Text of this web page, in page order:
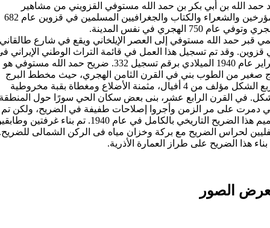
حمد الله بن أبي بكر بن حمد الله مستوفي القزويني من مشاهير
المؤرخين والشعراء والكتاب والجغرافيين المسلمين في قزوين عام 682
وتوفي عام 750 الهجري في نفس المدینة.
قبر حمد الله مستوفي إلى العصر الإیلخاني ويقع في شارع طالقاني
قزوين. وقد تم تسجيل هذا العمل في قائمة التراث الوطني الإيراني
فبراير عام 1940 المیلادي برقم تسجيل 332. ضريح حمد الله مستوفي هو
صغير من الطوب بني في القرن الثامن الهجري، حيث مخطط البرج
مربع الشكل مؤلف من 4 أفيال، مثمنة الأضلاع ومغطاة بقبة مخروطية
في القرن الرابع عشر، بنى بعض سكان الحي سورًا حول
دمرت علی مر الزمن وأجروا إصلاحات طفيفة في الضریح، ولكن تم
ترميم هذا الضریح التاريخي بالكامل في عام 1940. تم بناء غرفتين
لحراس الضریح مع بركة وخزان مياه فى الركن الشمالى
هذا الضریح على طراز العمارة الأذرية.
الصور